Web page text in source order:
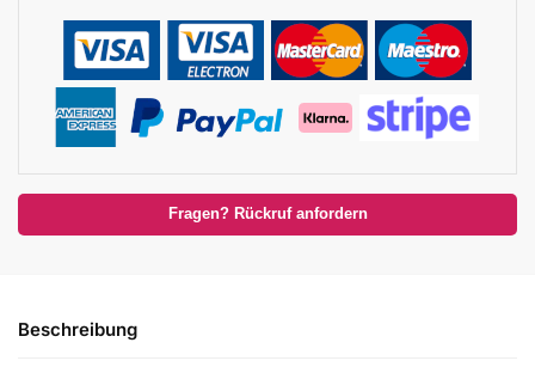
Fragen? Rückruf anfordern
Beschreibung